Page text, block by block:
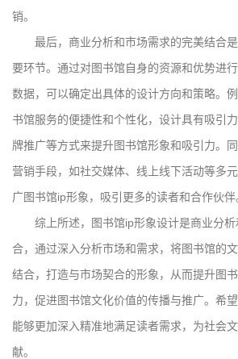
销。
最后，商业分析和市场需求的完美结合
要环节。通过对图书馆自身的资源和优势进
数据，可以确定出具体的设计方向和策略。
书馆服务的便捷性和个性化，设计具有吸引
牌推广等方式来提升图书馆形象和吸引力。
营销手段，如社交媒体、线上线下活动等多
广图书馆ip形象，吸引更多的读者和合作伙伴
综上所述，图书馆ip形象设计是商业分
合，通过深入分析市场和需求，将图书馆的
结合，打造与市场契合的形象，从而提升图
力，促进图书馆文化价值的传播与推广。希
能够更加深入精准地满足读者需求，为社会
献。